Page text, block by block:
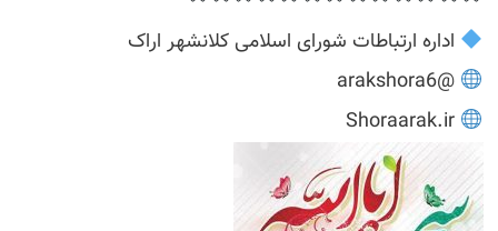
اداره ارتباطات شورای اسلامی کلانشهر اراک
@arakshora6
Shoraarak.ir